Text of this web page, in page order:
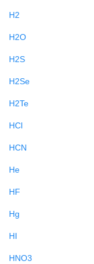
H2
H2O
H2S
H2Se
H2Te
HCl
HCN
He
HF
Hg
HI
HNO3